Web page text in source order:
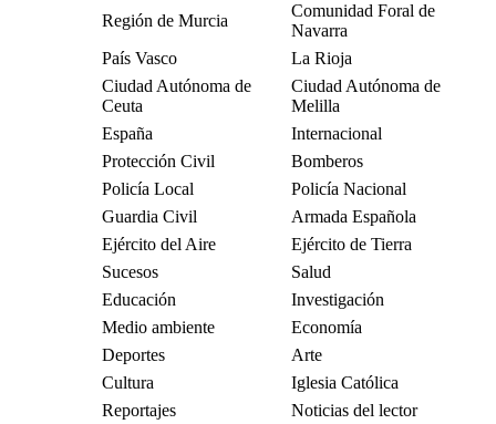
Región de Murcia
Comunidad Foral de
Navarra
País Vasco
La Rioja
Ciudad Autónoma de
Ceuta
Ciudad Autónoma de
Melilla
España
Internacional
Protección Civil
Bomberos
Policía Local
Policía Nacional
Guardia Civil
Armada Española
Ejército del Aire
Ejército de Tierra
Sucesos
Salud
Educación
Investigación
Medio ambiente
Economía
Deportes
Arte
Cultura
Iglesia Católica
Reportajes
Noticias del lector